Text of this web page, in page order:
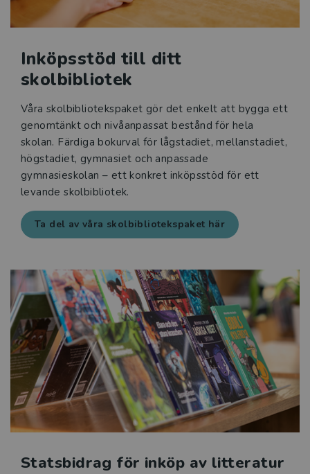
Inköpsstöd till ditt
skolbibliotek
Våra skolbibliotekspaket gör det enkelt att bygga ett
genomtänkt och nivåanpassat bestånd för hela
skolan. Färdiga bokurval för lågstadiet, mellanstadiet,
högstadiet, gymnasiet och anpassade
gymnasieskolan – ett konkret inköpsstöd för ett
levande skolbibliotek.
Ta del av våra skolbibliotekspaket här
Statsbidrag för inköp av litteratur